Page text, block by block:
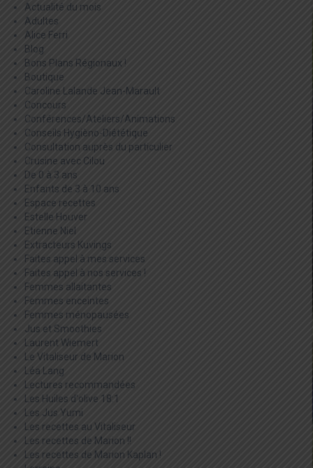
Actualité du mois
Adultes
Alice Ferri
Blog
Bons Plans Régionaux !
Boutique
Caroline Lalande Jean-Marault
Concours
Conférences/Ateliers/Animations
Conseils Hygièno-Diététique
Consultation auprès du particulier
Crusine avec Cilou
De 0 à 3 ans
Enfants de 3 à 10 ans
Espace recettes
Estelle Houver
Etienne Niel
Extracteurs Kuvings
Faites appel à mes services
Faites appel à nos services !
Femmes allaitantes
Femmes enceintes
Femmes ménopausées
Jus et Smoothies
Laurent Wiemert
Le Vitaliseur de Marion
Léa Lang
Lectures recommandées
Les Huiles d'olive 18:1
Les Jus Yumi
Les recettes au Vitaliseur
Les recettes de Marion !!
Les recettes de Marion Kaplan !